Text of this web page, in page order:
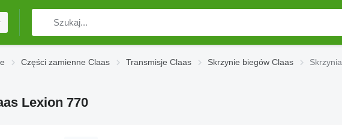
Części zamienne Claas Transmisje Claas Skrzynie biegów Claas
Lexion 770